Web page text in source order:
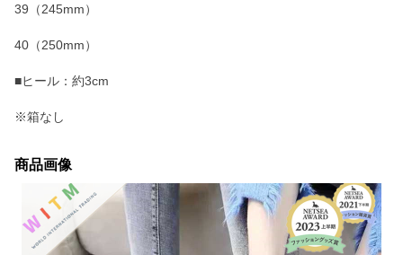
39（245mm）
40（250mm）
■ヒール：約3cm
※箱なし
商品画像